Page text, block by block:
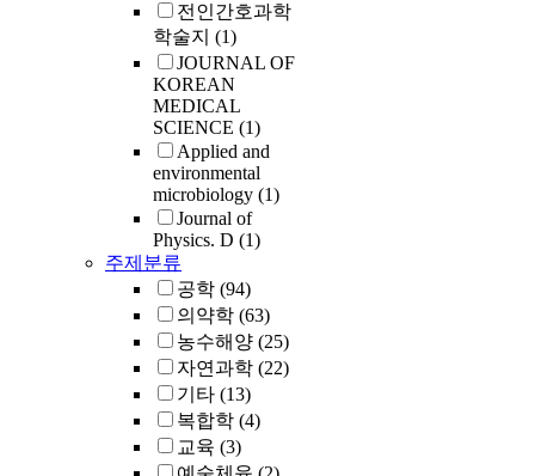
전인간호과학
학술지 (1)
JOURNAL OF
KOREAN
MEDICAL
SCIENCE (1)
Applied and
environmental
microbiology (1)
Journal of
Physics. D (1)
주제분류
공학 (94)
의약학 (63)
농수해양 (25)
자연과학 (22)
기타 (13)
복합학 (4)
교육 (3)